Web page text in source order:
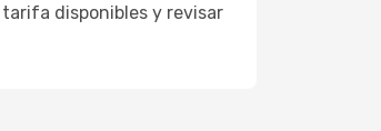
disponibles y revisar